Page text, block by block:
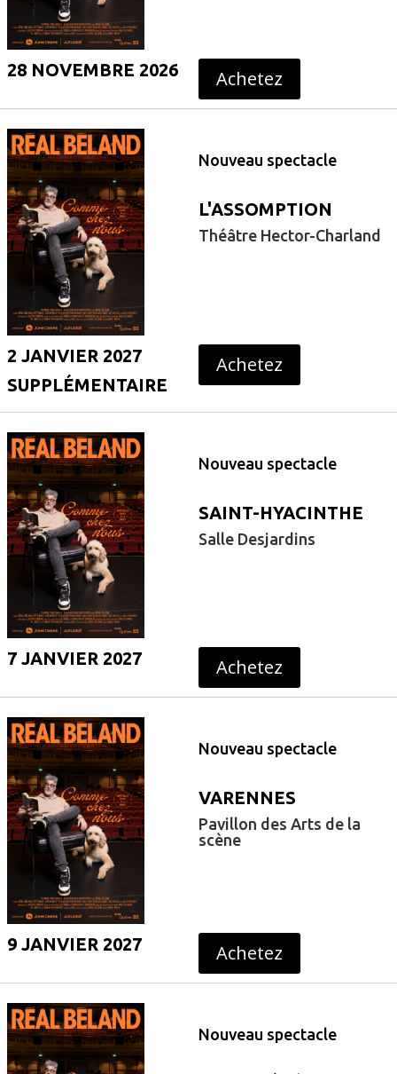
28 NOVEMBRE 2026 Achetez
Nouveau spectacle
L'ASSOMPTION
Théâtre Hector-Charland
2 JANVIER 2027 Achetez
SUPPLÉMENTAIRE
Nouveau spectacle
SAINT-HYACINTHE
Salle Desjardins
7 JANVIER 2027 Achetez
Nouveau spectacle
VARENNES
Pavillon des Arts de la
scène
9 JANVIER 2027 Achetez
Nouveau spectacle